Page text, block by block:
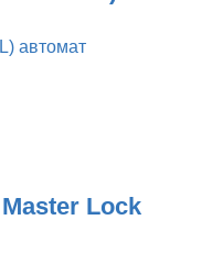
Lock